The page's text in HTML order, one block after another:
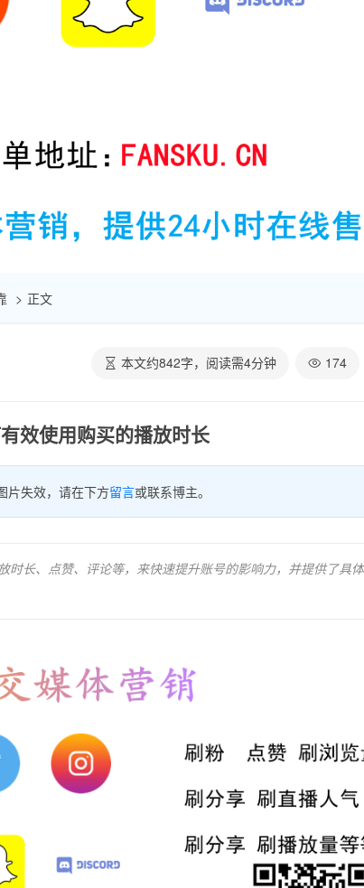
正文
本文约842字，阅读需4分钟 174
效使用购买的播放时长
片失效，请在下方留言或联系博主。
长、点赞、评论等，来快速提升账号的影响力，并提供了具